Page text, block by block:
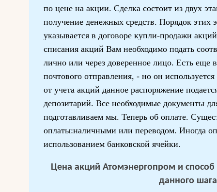
по цене на акции. Сделка состоит из двух
получение денежных средств. Порядок
указывается в договоре купли-продажи
списания акций Вам необходимо подать
лично или через доверенное лицо. Есть еще
почтового отправления, - но он
от учета акций данное распоряжение
депозитарий. Все необходимые документы
подготавливаем мы. Теперь об оплате.
оплаты:наличными или переводом. Иногда
использованием банковской ячейки.
Цена акций Атомэнергопром и
данного